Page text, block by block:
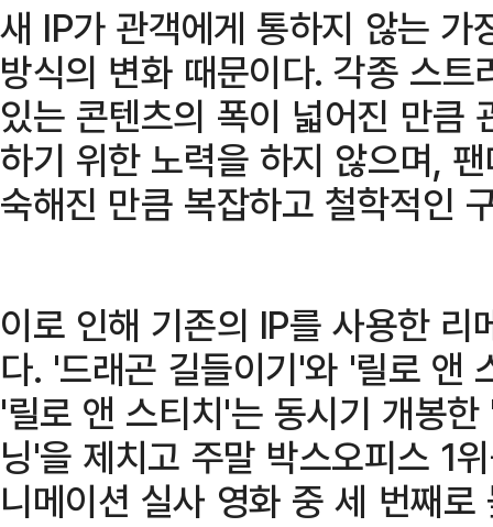
새 IP가 관객에게 통하지 않는 가
방식의 변화 때문이다. 각종 스
있는 콘텐츠의 폭이 넓어진 만큼
하기 위한 노력을 하지 않으며,
숙해진 만큼 복잡하고 철학적인
이로 인해 기존의 IP를 사용한
다. '드래곤 길들이기'와 '릴로 앤
'릴로 앤 스티치'는 동시기 개봉
닝'을 제치고 주말 박스오피스 1
니메이션 실사 영화 중 세 번째